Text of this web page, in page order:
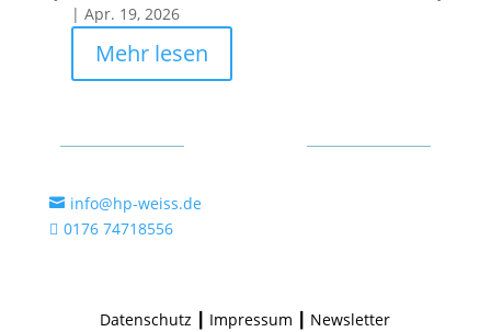
| Apr. 19, 2026
Mehr lesen
 info@hp-weiss.de
 0176 74718556
Datenschutz Impressum Newsletter